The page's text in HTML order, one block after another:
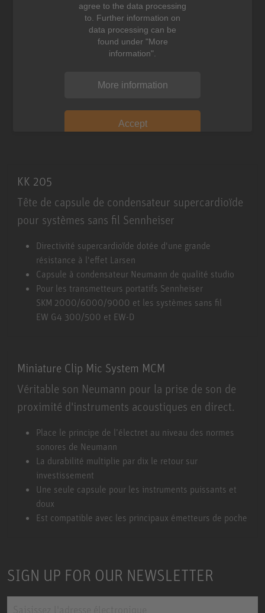
agree to the data processing
to. Further information on
data processing can be
found under "More
information".
More information
Accept
KK 205
Tête de capsule de condensateur supercardioïde
pour systèmes sans fil Sennheiser
KK 205Directivité supercardioïde dotée d'une grande
résistance à l'effet Larsen
Capsule à condensateur Neumann de qualité studio
Pour les transmetteurs portatifs Sennheiser
SKM 2000/6000/9000 et les systèmes sans fil
EW G4 300/500 et EW-D
Miniature Clip Mic System MCM
Véritable son Neumann pour la prise de son de
proximité d'instruments acoustiques en direct.
Miniature Clip Mic System MCM
Place le principe de l’électret au niveau des normes
sonores de Neumann
La durabilité multiplie par dix le retour sur
investissement
Une seule capsule pour les instruments puissants et
doux
Est compatible avec les principaux émetteurs de poche
SIGN UP FOR OUR NEWSLETTER